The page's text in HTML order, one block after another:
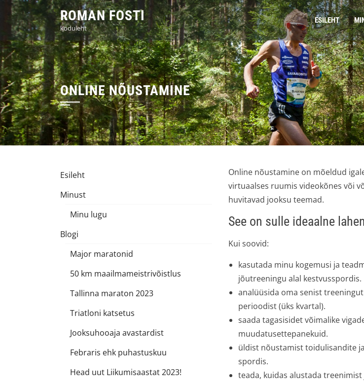
Skip
content
ROMAN FOSTI
koduleht
ESILEHT
ONLINE NÕUSTAMINE
Online nõustamine on mõeldud
virtuaalses ruumis videokõnes või
huvitavad jooksu teemad.
See on sulle ideaalne
Kui soovid:
kasutada minu kogemusi ja
jõutreeningu alal kestvusspordis.
analüüsida oma senist
perioodist (üks kvartal).
saada tagasisidet võimalike
muudatusettepanekuid.
üldist nõustamist toidulisandite
spordis.
teada, kuidas alustada treenimist
Esileht
Minust
Minu lugu
Blogi
Major maratonid
50 km maailmameistrivõistlus
Tallinna maraton 2023
Triatloni katsetus
Jooksuhooaja avastardist
Febraris ehk puhastuskuu
Head uut Liikumisaastat 2023!